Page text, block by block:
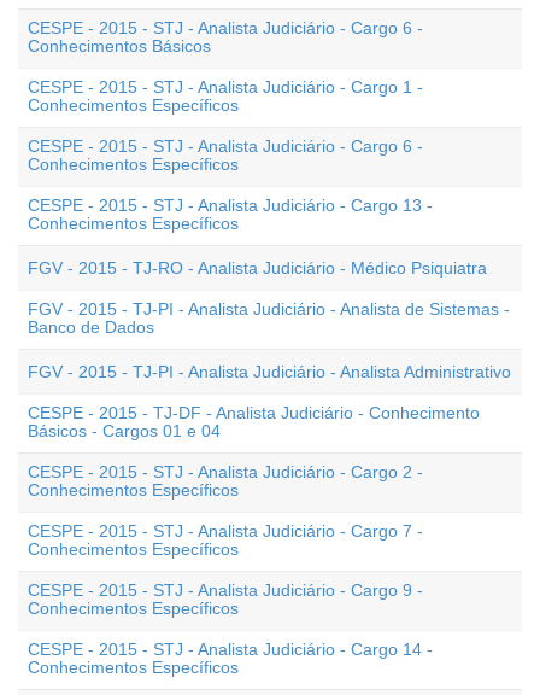
CESPE - 2015 - STJ - Analista Judiciário - Cargo 6 -
Conhecimentos Básicos
CESPE - 2015 - STJ - Analista Judiciário - Cargo 1 -
Conhecimentos Específicos
CESPE - 2015 - STJ - Analista Judiciário - Cargo 6 -
Conhecimentos Específicos
CESPE - 2015 - STJ - Analista Judiciário - Cargo 13 -
Conhecimentos Específicos
FGV - 2015 - TJ-RO - Analista Judiciário - Médico Psiquiatra
FGV - 2015 - TJ-PI - Analista Judiciário - Analista de Sistemas -
Banco de Dados
FGV - 2015 - TJ-PI - Analista Judiciário - Analista Administrativo
CESPE - 2015 - TJ-DF - Analista Judiciário - Conhecimento
Básicos - Cargos 01 e 04
CESPE - 2015 - STJ - Analista Judiciário - Cargo 2 -
Conhecimentos Específicos
CESPE - 2015 - STJ - Analista Judiciário - Cargo 7 -
Conhecimentos Específicos
CESPE - 2015 - STJ - Analista Judiciário - Cargo 9 -
Conhecimentos Específicos
CESPE - 2015 - STJ - Analista Judiciário - Cargo 14 -
Conhecimentos Específicos